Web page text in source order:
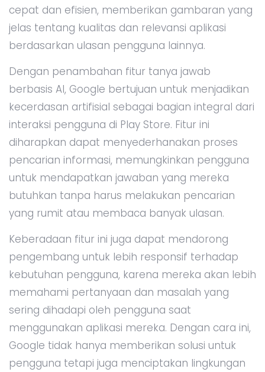
cepat dan efisien, memberikan gambaran yang
jelas tentang kualitas dan relevansi aplikasi
berdasarkan ulasan pengguna lainnya.
Dengan penambahan fitur tanya jawab
berbasis AI, Google bertujuan untuk menjadikan
kecerdasan artifisial sebagai bagian integral dari
interaksi pengguna di Play Store. Fitur ini
diharapkan dapat menyederhanakan proses
pencarian informasi, memungkinkan pengguna
untuk mendapatkan jawaban yang mereka
butuhkan tanpa harus melakukan pencarian
yang rumit atau membaca banyak ulasan.
Keberadaan fitur ini juga dapat mendorong
pengembang untuk lebih responsif terhadap
kebutuhan pengguna, karena mereka akan lebih
memahami pertanyaan dan masalah yang
sering dihadapi oleh pengguna saat
menggunakan aplikasi mereka. Dengan cara ini,
Google tidak hanya memberikan solusi untuk
pengguna tetapi juga menciptakan lingkungan